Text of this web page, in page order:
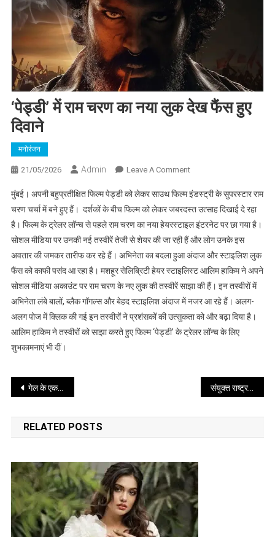
‘पेड्डी’ में राम चरण का नया लुक देख फैंस हुए
दिवाने
मनोरंजन​
21/05/2026 Admin Leave A CommentOn
में
राम
चरण
का
नया
लुक
देख
मुंबई। अपनी बहुप्रतीक्षित फिल्म पेड्डी को लेकर साउथ फिल्म इंडस्ट्री के सुपरस्टार राम
चरण चर्चा में बने हुए हैं। दर्शकों के बीच फिल्म को लेकर जबरदस्त उत्साह दिखाई दे रहा
है। फिल्म के ट्रेलर लॉन्च से पहले राम चरण का नया हेयरस्टाइल इंटरनेट पर छा गया है।
सोशल मीडिया पर उनकी नई तस्वीरें तेजी से शेयर की जा रही हैं और लोग उनके इस
अवतार की जमकर तारीफ कर रहे हैं। अभिनेता का बदला हुआ अंदाज और स्टाइलिश लुक
फैंस को काफी पसंद आ रहा है। मशहूर सेलिब्रिटी हेयर स्टाइलिस्ट आलिम हाकिम ने अपने
सोशल मीडिया अकाउंट पर राम चरण के नए लुक की तस्वीरें साझा की हैं। इन तस्वीरों में
अभिनेता लंबे बालों, ब्लैक गॉगल्स और बेहद स्टाइलिश अंदाज में नजर आ रहे हैं। अलग-
अलग पोज में क्लिक की गई इन तस्वीरों ने प्रशंसकों की उत्सुकता को और बढ़ा दिया है।
आलिम हाकिम ने तस्वीरों को साझा करते हुए फिल्म ‘पेड्डी’ के ट्रेलर लॉन्च के लिए
शुभकामनाएं भी दीं।
Post
navigation
गेल के एक सत्र में सबसे अधिक छक्के लगाने का रिकार्ड तोड़ सकते हैं सूर्यवंशी संयुक्त राष्ट्र में भारत ने पाकिस्तान पर साधा निशाना
RELATED POSTS